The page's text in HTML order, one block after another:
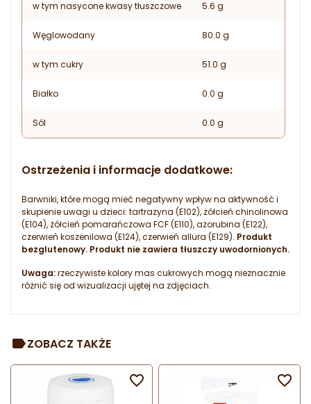
w tym nasycone kwasy tłuszczowe 5.6 g
Węglowodany 80.0 g
w tym cukry 51.0 g
Białko 0.0 g
Sól 0.0 g
Ostrzeżenia i informacje dodatkowe:
Barwniki, które mogą mieć negatywny wpływ na aktywność i
skupienie uwagi u dzieci: tartrazyna (E102), żółcień chinolinowa
(E104), żółcień pomarańczowa FCF (E110), azorubina (E122),
czerwień koszenilowa (E124), czerwień allura (E129). Produkt
bezglutenowy. Produkt nie zawiera tłuszczy uwodornionych.
Uwaga:rzeczywiste kolory mas cukrowych mogą nieznacznie
różnić się od wizualizacji ujętej na zdjęciach.
ZOBACZ TAKŻE
 